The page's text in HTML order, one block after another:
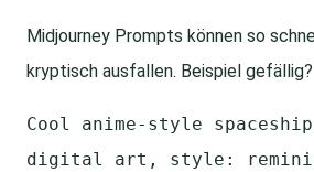
Midjourney Prompts können so
kryptisch ausfallen. Beispiel gefällig?
Cool anime-style
digital art, style: